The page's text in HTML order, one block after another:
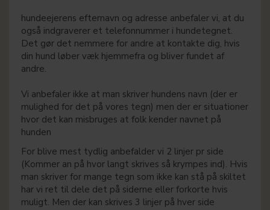
hundeejerens efternavn og adresse anbefaler vi, at du
også indgraverer et telefonnummer i hundetegnet.
Det gør det nemmere for andre at kontakte dig, hvis
din hund løber væk hjemmefra og bliver fundet af
andre.
Vi anbefaler ikke at man skriver hundens navn (der er
mulighed for det på vores tegn) men der er situationer
hvor det kan misbruges at folk kender navnet på
hunden
For blive mest tydlig anbefalder vi 2 linjer pr side
(Kommer an på hvor langt skrives så krympes ind). Hvis
man skriver for mange tegn som ikke kan stå på skiltet
har vi ret til dele det på siderne eller forkorte hvis
muligt. Men der kan skrives 3 linjer på hver side